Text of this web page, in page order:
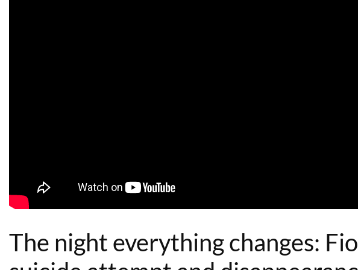
The night everything changes: